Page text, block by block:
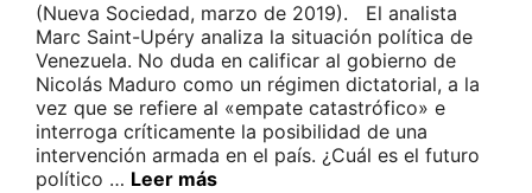
(Nueva Sociedad, marzo de 2019). El analista
Marc Saint-Upéry analiza la situación política de
Venezuela. No duda en calificar al gobierno de
Nicolás Maduro como un régimen dictatorial, a la
vez que se refiere al «empate catastrófico» e
interroga críticamente la posibilidad de una
intervención armada en el país. ¿Cuál es el futuro
político … Leer más